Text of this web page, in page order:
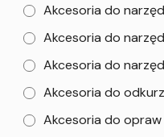
Akcesoria do
Akcesoria do
Akcesoria do
Akcesoria do
Akcesoria do